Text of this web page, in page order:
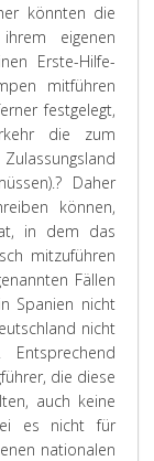
könnten die
eigenen
Erste-Hilfe-
mitführen
festgelegt,
die zum
Daher
können,
in dem das
mitzuführen
Fällen
Spanien nicht
nicht
Entsprechend
die diese
auch keine
es nicht für
nationalen